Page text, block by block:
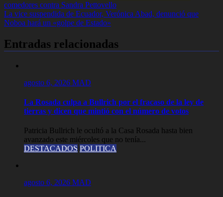
de
entradas
comedores contra Sandra Pettovello
La vice suspendida de Ecuador, Verónica Abad, denunció que
Noboa hará un «golpe de Estado»
Entradas relacionadas
agosto 6, 2026 MAD
La Rosada culpa a Bullrich por el fracaso de la ley de
tierras y dicen que mintió con el número de votos
Patricia Bullrich le ocultó a la Casa Rosada hasta bien
avanzado este miércoles que no tenía...
DESTACADOS POLITICA
agosto 6, 2026 MAD